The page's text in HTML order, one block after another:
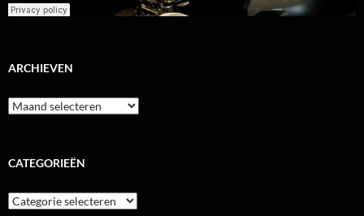
ARCHIEVEN
Archieven
CATEGORIEËN
Categorieën